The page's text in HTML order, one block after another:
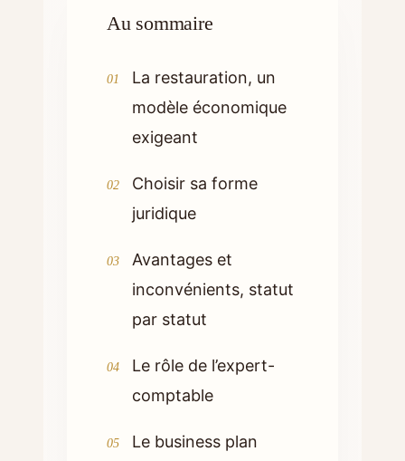
Au sommaire
La restauration, un
modèle économique
exigeant
Choisir sa forme
juridique
Avantages et
inconvénients, statut
par statut
Le rôle de l’expert-
comptable
Le business plan